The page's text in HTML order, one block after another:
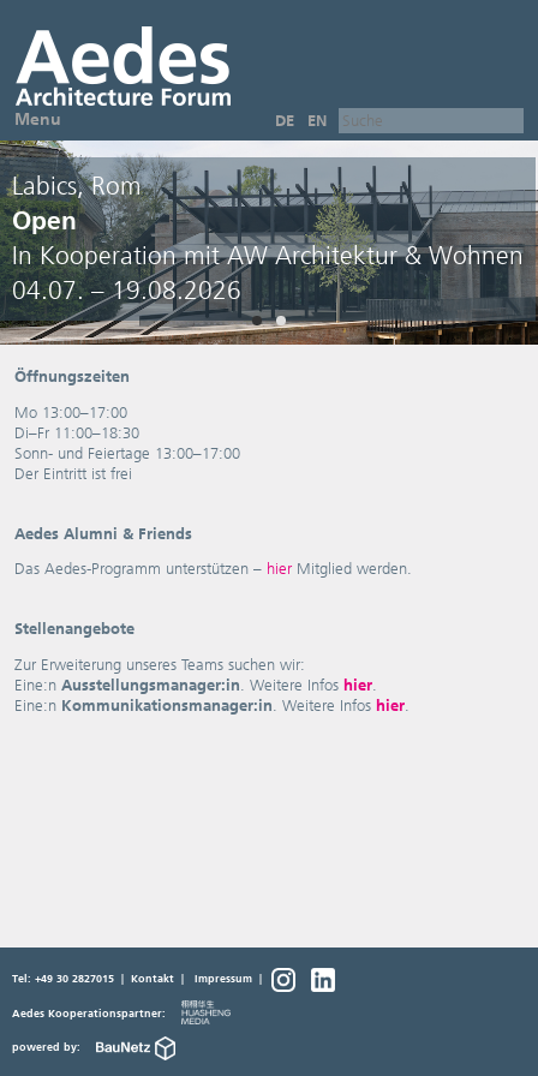
DE EN
Menu
Labics, Rom
Open
In Kooperation mit AW Architektur & Wohnen
04.07. – 19.08.2026
Öffnungszeiten
Mo 13:00–17:00
Di–Fr 11:00–18:30
Sonn- und Feiertage 13:00–17:00
Der Eintritt ist frei
Aedes Alumni & Friends
Das Aedes-Programm unterstützen – hier Mitglied werden.
Stellenangebote
Zur Erweiterung unseres Teams suchen wir:
Eine:n Ausstellungsmanager:in . Weitere Infos hier
Eine:n Kommunikationsmanager:in . Weitere Infos hier
Tel: +49 30 2827015 |Kontakt |Impressum
Aedes Kooperationspartner:
powered by: